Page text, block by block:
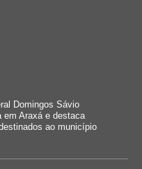
Domingos Sávio
em Araxá e destaca
ao município